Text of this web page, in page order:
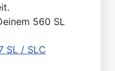
/ SLC
560 SL